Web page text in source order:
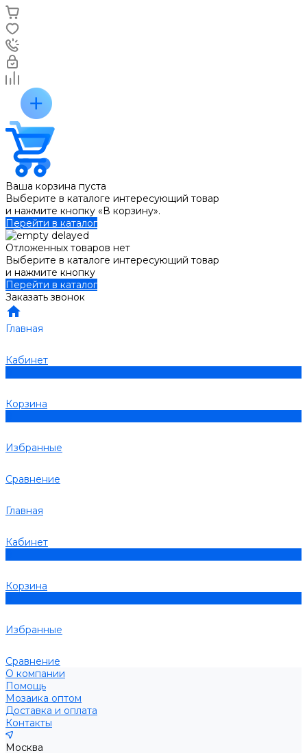
Ваша корзина пуста
Выберите в каталоге интересующий товар
и нажмите кнопку «В корзину».
Перейти в каталог
Отложенных товаров нет
Выберите в каталоге интересующий товар
и нажмите кнопку
Перейти в каталог
Заказать звонок
Главная
Кабинет
Корзина
Избранные
Сравнение
Главная
Кабинет
Корзина
Избранные
Сравнение
О компании
Помощь
Мозаика оптом
Доставка и оплата
Контакты
Москва